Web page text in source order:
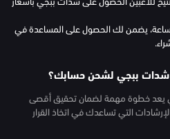
يضمن لك الحصول على المساعدة في
شدات ببجي لشحن حسابك؟
يعد خطوة مهمة لضمان تحقيق أقصى
التي تساعدك في اتخاذ القرار